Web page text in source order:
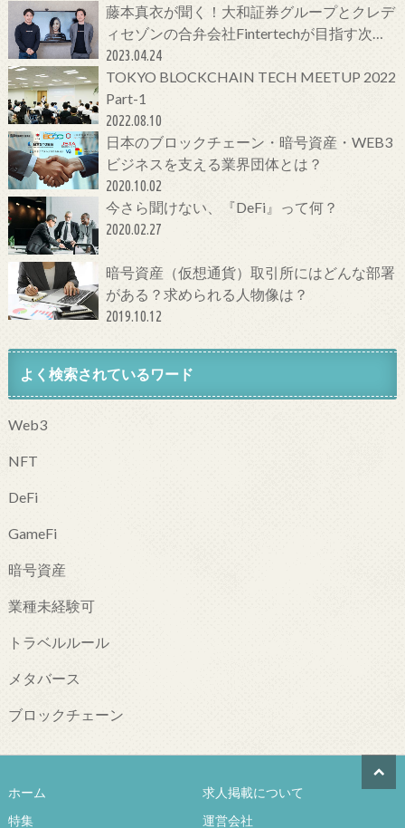
藤本真衣が聞く！大和証券グループとクレデ
ィセゾンの合弁会社Fintertechが目指す次世
代金融サービスとは
2023.04.24
TOKYO BLOCKCHAIN TECH MEETUP 2022
Part-1
2022.08.10
日本のブロックチェーン・暗号資産・WEB3
ビジネスを支える業界団体とは？
2020.10.02
今さら聞けない、『DeFi』って何？
2020.02.27
暗号資産（仮想通貨）取引所にはどんな部署
がある？求められる人物像は？
2019.10.12
よく検索されているワード
Web3
NFT
DeFi
GameFi
暗号資産
業種未経験可
トラベルルール
メタバース
ブロックチェーン
ホーム
特集
求人掲載について
運営会社